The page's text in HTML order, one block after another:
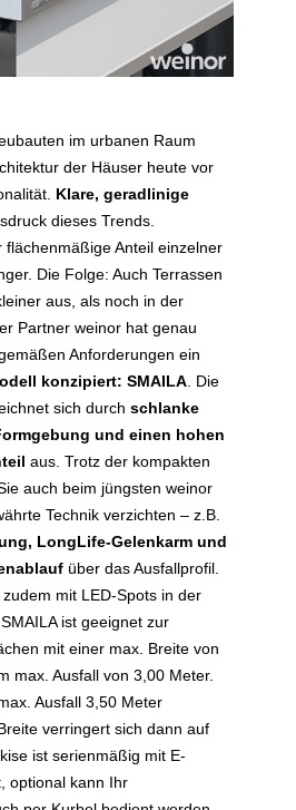
im urbanen Raum
der Häuser heute vor
Klare, geradlinige
dieses Trends.
flächenmäßige Anteil einzelner
Die Folge: Auch Terrassen
aus, als noch in der
Partner weinor hat genau
Anforderungen ein
konzipiert: SMAILA. Die
sich durch schlanke
und einen hohen
aus. Trotz der kompakten
auch beim jüngsten weinor
Technik verzichten – z.B.
LongLife-Gelenkarm und
über das Ausfallprofil.
mit LED-Spots in der
ist geeignet zur
mit einer max. Breite von
max. Ausfall von 3,00 Meter.
Ausfall 3,50 Meter
verringert sich dann auf
ist serienmäßig mit E-
optional kann Ihr